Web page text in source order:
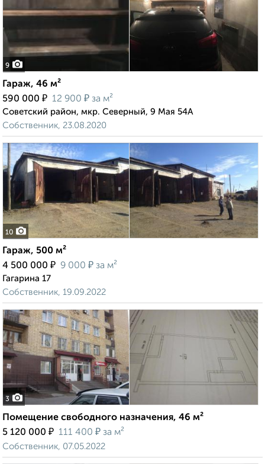
9
Гараж, 46 м²
590 000 ₽ 12 900 ₽ за м²
Советский район, мкр. Северный, 9 Мая 54А
Собственник, 23.08.2020
10
Гараж, 500 м²
4 500 000 ₽ 9 000 ₽ за м²
Гагарина 17
Собственник, 19.09.2022
3
Помещение свободного назначения, 46 м²
5 120 000 ₽ 111 400 ₽ за м²
Собственник, 07.05.2022